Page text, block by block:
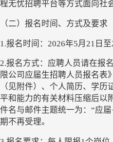
程无忧招聘平台等方式面向社
（二）报名时间、方式及要求
1.报名时间： 2026年5月21日
2.报名方式： 应聘人员请在报
限公司应届生招聘人员报名表
（见附件）、个人简历、学
平和能力的有关材料压缩后以
件名与邮件主题统一为：“应
期不再受理。